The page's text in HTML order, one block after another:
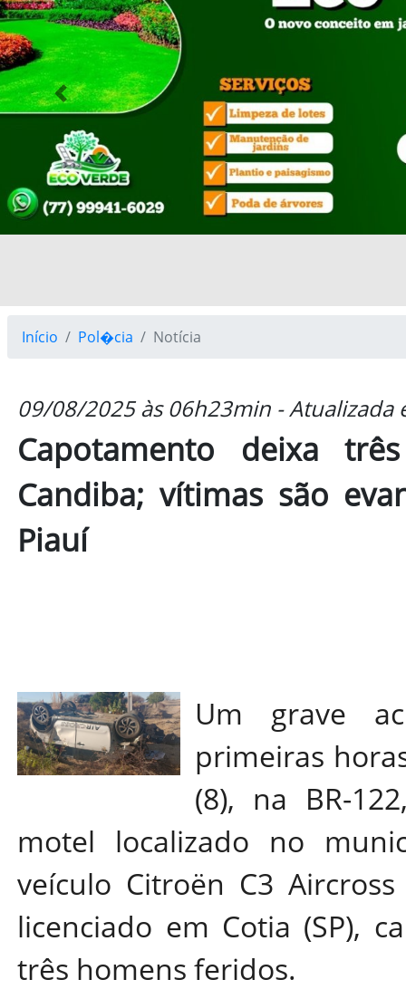
Previous
Início Pol�cia Notícia
09/08/2025 às 06h23min -
Capotamento deixa
Candiba; vítimas são
Piauí
Um grave
primeiras
(8), na BR-
motel localizado no
veículo Citroën C3
licenciado em Cotia (SP),
três homens feridos.